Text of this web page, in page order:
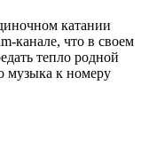
катании
канале, что в своем
тепло родной
музыка к номеру